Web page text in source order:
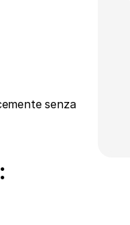
senza